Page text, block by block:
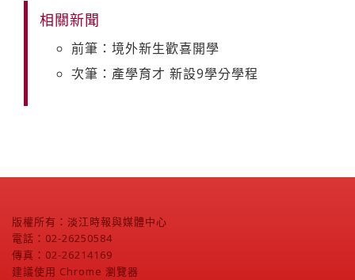
相關新聞
前筆：境外新生歡喜開學
次筆：產學育才 新設9學分學程
版權所有：淡江時報與媒體中心
電話：02-26250584
傳真：02-26214169
建議使用 Chrome 瀏覽器